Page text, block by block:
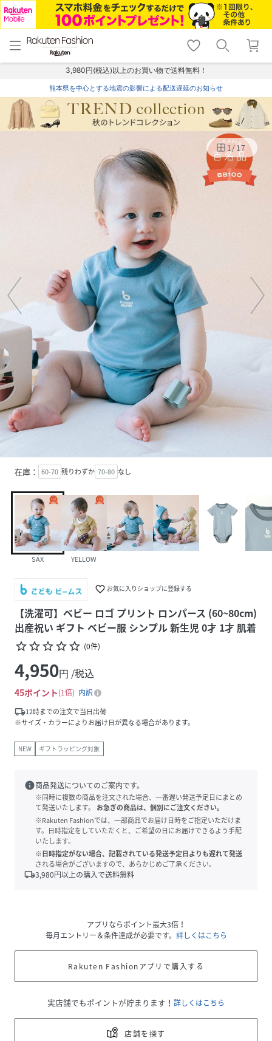
menu home
トップ
shopping_cart lock_outline
ログイン
3,980円(税込)以上のお買い物で送料無料！
熊本県を中心とする地震の影響による配送遅延のお知らせ
1/17
在庫： 60-70 残りわずか 70-80 なし
SAX YELLOW
favorite_border お気に入りショップに登録する
【洗濯可】ベビー ロゴ プリント ロンパース (60~80cm)
出産祝い ギフト ベビー服 シンプル 新生児 0才 1才 肌着
star_borderstar_borderstar_borderstar_borderstar_border (0件)
4,950円 /税込
45ポイント 1倍
内訳
local_shipping12時までの注文で当日出荷
※サイズ・カラーによりお届け日が異なる場合があります。
NEW ギフトラッピング対象
info商品発送についてのご案内です。
※同時に複数の商品を注文された場合、一番遅い発送予定日にまとめ
て発送いたします。
お急ぎの商品は、個別にご注文ください。
※Rakuten Fashionでは、一部商品でお届け日時をご指定いただけま
す。日時指定をしていただくと、ご希望の日にお届けできるよう手配
いたします。
※日時指定がない場合、記載されている発送予定日よりも遅れて発送
される場合がございますので、あらかじめご了承ください。
local_shipping3,980円以上の購入で送料無料
アプリならポイント最大3倍！
毎月エントリー＆条件達成が必要です。 詳しくはこちら
Rakuten Fashionアプリで購入する
実店舗でもポイントが貯まります！ 詳しくはこちら
店舗を探す